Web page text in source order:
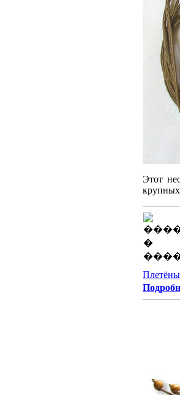
Этот
крупных